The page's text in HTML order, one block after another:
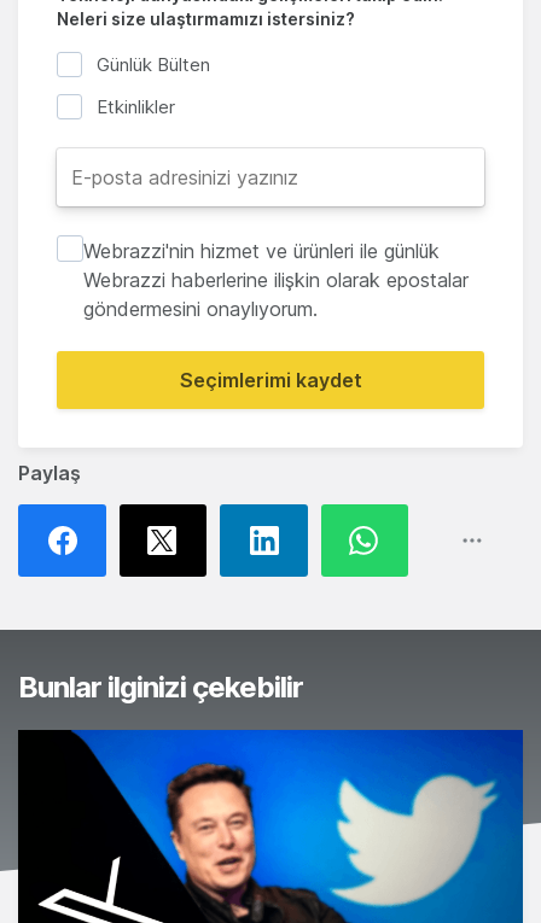
Paylaş
Neleri size ulaştırmamızı istersiniz?
Günlük Bülten
Etkinlikler
Webrazzi'nin hizmet ve ürünleri ile günlük
Webrazzi haberlerine ilişkin olarak epostalar
göndermesini onaylıyorum.
Seçimlerimi kaydet
Bunlar ilginizi çekebilir